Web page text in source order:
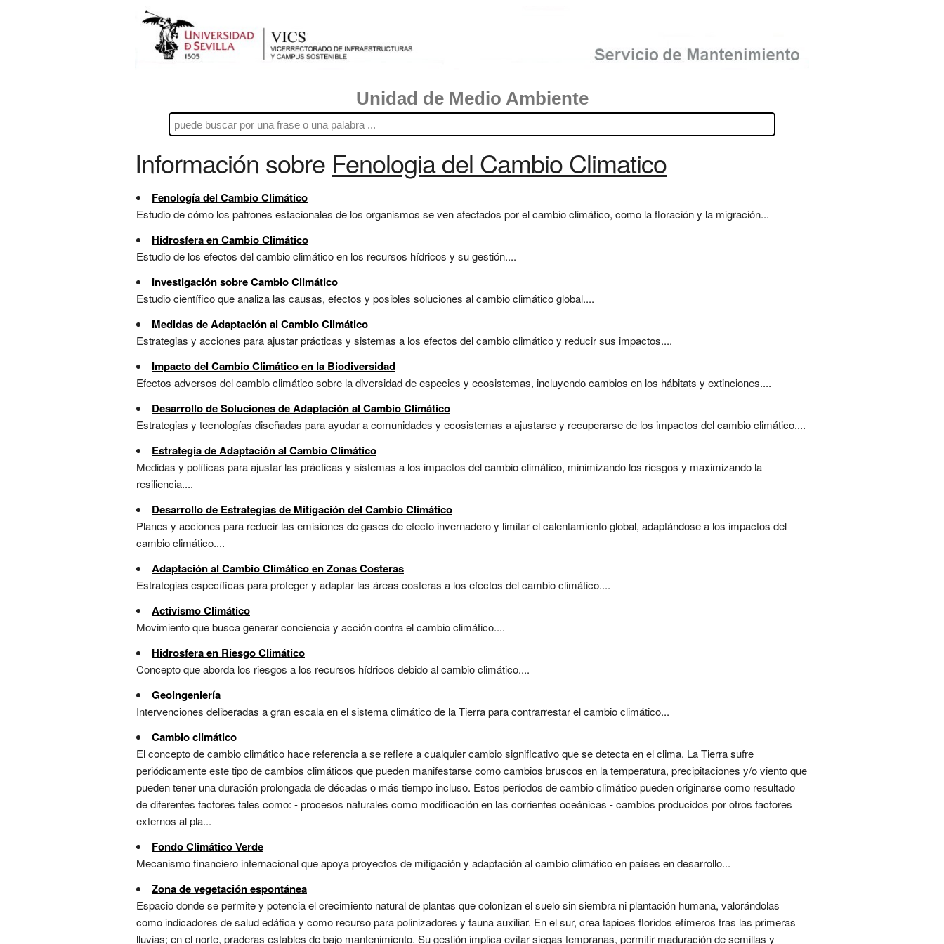
Unidad de Medio Ambiente
Información sobre Fenologia del Cambio Climatico
Fenología del Cambio Climático
Estudio de cómo los patrones estacionales de los organismos se ven afectados por el cambio climático, como la floración y la migración...
Hidrosfera en Cambio Climático
Estudio de los efectos del cambio climático en los recursos hídricos y su gestión....
Investigación sobre Cambio Climático
Estudio científico que analiza las causas, efectos y posibles soluciones al cambio climático global....
Medidas de Adaptación al Cambio Climático
Estrategias y acciones para ajustar prácticas y sistemas a los efectos del cambio climático y reducir sus impactos....
Impacto del Cambio Climático en la Biodiversidad
Efectos adversos del cambio climático sobre la diversidad de especies y ecosistemas, incluyendo cambios en los hábitats y extinciones....
Desarrollo de Soluciones de Adaptación al Cambio Climático
Estrategias y tecnologías diseñadas para ayudar a comunidades y ecosistemas a ajustarse y recuperarse de los impactos del cambio climático....
Estrategia de Adaptación al Cambio Climático
Medidas y políticas para ajustar las prácticas y sistemas a los impactos del cambio climático, minimizando los riesgos y maximizando la
resiliencia....
Desarrollo de Estrategias de Mitigación del Cambio Climático
Planes y acciones para reducir las emisiones de gases de efecto invernadero y limitar el calentamiento global, adaptándose a los impactos del
cambio climático....
Adaptación al Cambio Climático en Zonas Costeras
Estrategias específicas para proteger y adaptar las áreas costeras a los efectos del cambio climático....
Activismo Climático
Movimiento que busca generar conciencia y acción contra el cambio climático....
Hidrosfera en Riesgo Climático
Concepto que aborda los riesgos a los recursos hídricos debido al cambio climático....
Geoingeniería
Intervenciones deliberadas a gran escala en el sistema climático de la Tierra para contrarrestar el cambio climático...
Cambio climático
El concepto de cambio climático hace referencia a se refiere a cualquier cambio significativo que se detecta en el clima. La Tierra sufre
periódicamente este tipo de cambios climáticos que pueden manifestarse como cambios bruscos en la temperatura, precipitaciones y/o viento que
pueden tener una duración prolongada de décadas o más tiempo incluso. Estos períodos de cambio climático pueden originarse como resultado
de diferentes factores tales como: - procesos naturales como modificación en las corrientes oceánicas - cambios producidos por otros factores
externos al pla...
Fondo Climático Verde
Mecanismo financiero internacional que apoya proyectos de mitigación y adaptación al cambio climático en países en desarrollo...
Zona de vegetación espontánea
Espacio donde se permite y potencia el crecimiento natural de plantas que colonizan el suelo sin siembra ni plantación humana, valorándolas
como indicadores de salud edáfica y como recurso para polinizadores y fauna auxiliar. En el sur, crea tapices floridos efímeros tras las primeras
lluvias; en el norte, praderas estables de bajo mantenimiento. Su gestión implica evitar siegas tempranas, permitir maduración de semillas y